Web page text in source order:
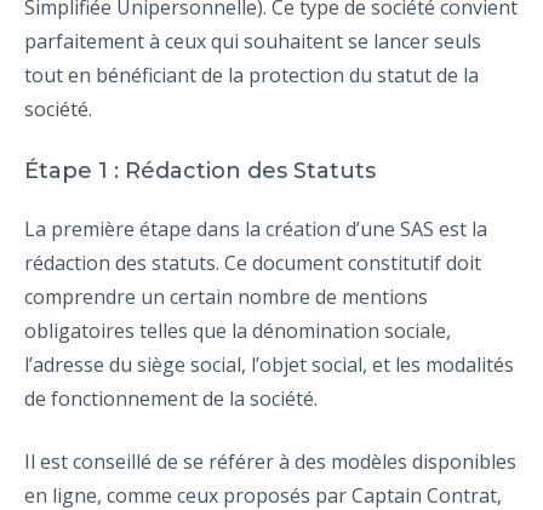
Simplifiée Unipersonnelle). Ce type de société convient
parfaitement à ceux qui souhaitent se lancer seuls
tout en bénéficiant de la protection du statut de la
société.
Étape 1 : Rédaction des Statuts
La première étape dans la création d’une SAS est la
rédaction des statuts. Ce document constitutif doit
comprendre un certain nombre de mentions
obligatoires telles que la dénomination sociale,
l’adresse du siège social, l’objet social, et les modalités
de fonctionnement de la société.
Il est conseillé de se référer à des modèles disponibles
en ligne, comme ceux proposés par Captain Contrat,